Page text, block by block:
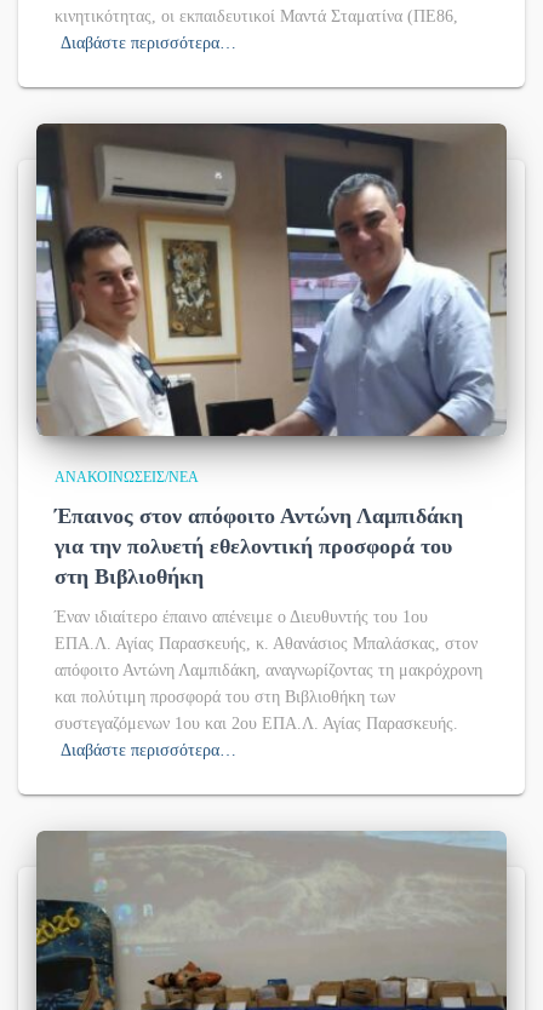
κινητικότητας, οι εκπαιδευτικοί Μαντά Σταματίνα (ΠΕ86,
Διαβάστε περισσότερα…
ΑΝΑΚΟΙΝΏΣΕΙΣ/ΝΈΑ
Έπαινος στον απόφοιτο Αντώνη Λαμπιδάκη
για την πολυετή εθελοντική προσφορά του
στη Βιβλιοθήκη
Έναν ιδιαίτερο έπαινο απένειμε ο Διευθυντής του 1ου
ΕΠΑ.Λ. Αγίας Παρασκευής, κ. Αθανάσιος Μπαλάσκας, στον
απόφοιτο Αντώνη Λαμπιδάκη, αναγνωρίζοντας τη μακρόχρονη
και πολύτιμη προσφορά του στη Βιβλιοθήκη των
συστεγαζόμενων 1ου και 2ου ΕΠΑ.Λ. Αγίας Παρασκευής.
Διαβάστε περισσότερα…